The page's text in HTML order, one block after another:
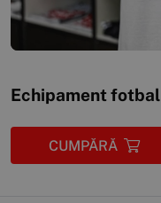
Echipament fotbal
CUMPĂRĂ